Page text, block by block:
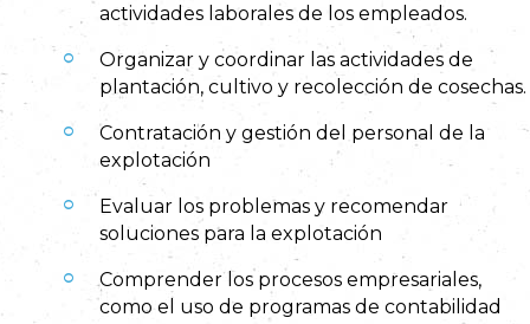
actividades laborales de los empleados.
Organizar y coordinar las actividades de
plantación, cultivo y recolección de cosechas.
Contratación y gestión del personal de la
explotación
Evaluar los problemas y recomendar
soluciones para la explotación
Comprender los procesos empresariales,
como el uso de programas de contabilidad